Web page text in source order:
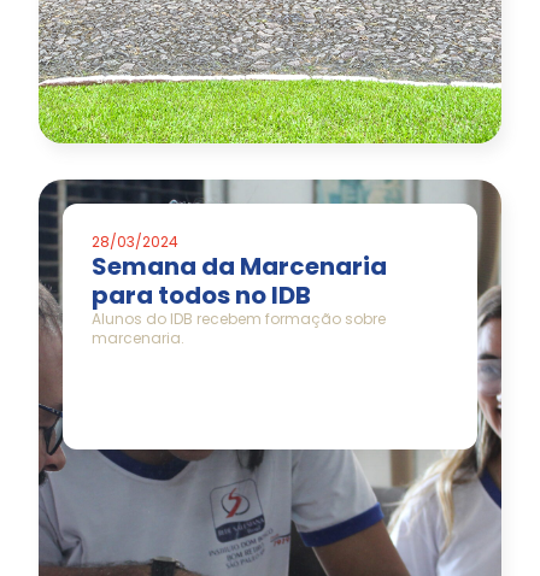
28/03/2024
Semana da Marcenaria
para todos no IDB
Alunos do IDB recebem formação sobre
marcenaria.